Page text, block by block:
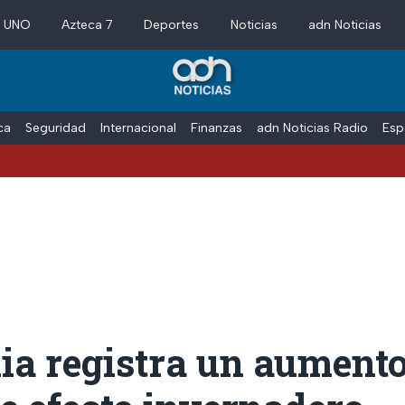
Azteca 7 Deportes Noticias adn Noticias
Seguridad Internacional Finanzas adn Noticias Radio
registra un